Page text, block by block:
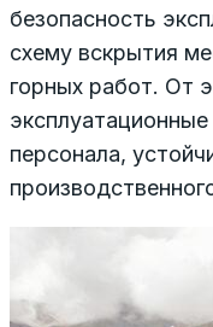
безопасность
схему вскрытия
горных работ. От
персонала,